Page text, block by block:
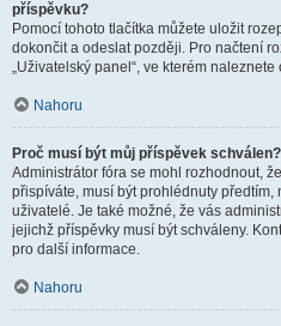
příspěvku?
Pomocí tohoto tlačítka můžete uložit
dokončit a odeslat později. Pro načtení
„Uživatelský panel“, ve kterém
Nahoru
Proč musí být můj příspěvek schválen?
Administrátor fóra se mohl rozhodnout,
přispíváte, musí být prohlédnuty
uživatelé. Je také možné, že vás
jejichž příspěvky musí být schváleny.
pro další informace.
Nahoru